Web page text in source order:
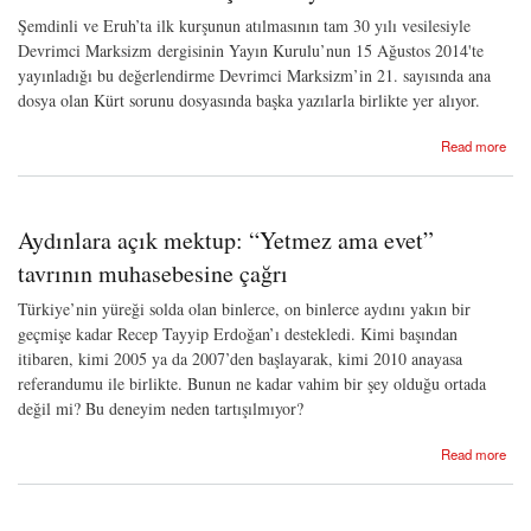
Şemdinli ve Eruh’ta ilk kurşunun atılmasının tam 30 yılı vesilesiyle
Devrimci Marksizm dergisinin Yayın Kurulu’nun 15 Ağustos 2014'te
yayınladığı bu değerlendirme Devrimci Marksizm’in 21. sayısında ana
dosya olan Kürt sorunu dosyasında başka yazılarla birlikte yer alıyor.
Read more
Aydınlara açık mektup: “Yetmez ama evet”
tavrının muhasebesine çağrı
Türkiye’nin yüreği solda olan binlerce, on binlerce aydını yakın bir
geçmişe kadar Recep Tayyip Erdoğan’ı destekledi. Kimi başından
itibaren, kimi 2005 ya da 2007’den başlayarak, kimi 2010 anayasa
referandumu ile birlikte. Bunun ne kadar vahim bir şey olduğu ortada
değil mi? Bu deneyim neden tartışılmıyor?
Read more
about Aydınlara açık mektup: “Yetmez ama evet” tavrının muhasebesine çağrı